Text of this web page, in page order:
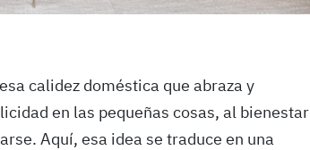
calidez doméstica que abraza y
en las pequeñas cosas, al bienestar
Aquí, esa idea se traduce en una